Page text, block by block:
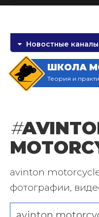
Новостные каналы
ШКОЛА
Теория и
#
avinton
фотографии,